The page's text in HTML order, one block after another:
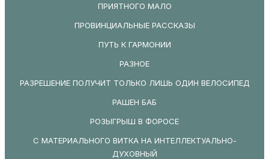
ПРИЯТНОГО МАЛО
ПРОВИНЦИАЛЬНЫЕ РАССКАЗЫ
ПУТЬ К ГАРМОНИИ
РАЗНОЕ
РАЗРЕШЕНИЕ ПОЛУЧИТ ТОЛЬКО ЛИШЬ ОДИН ВЕЛОСИПЕД
РАШЕН БАБ
РОЗЫГРЫШ В ФОРОСЕ
С МАТЕРИАЛЬНОГО ВИТКА НА ИНТЕЛЛЕКТУАЛЬНО-
ДУХОВНЫЙ